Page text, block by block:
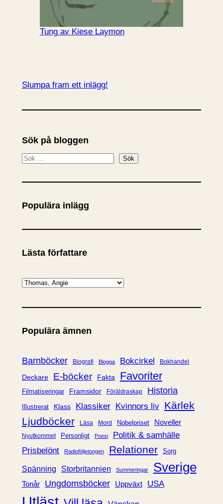
Tung av Kiese Laymon
Slumpa fram ett inlägg!
Sök på bloggen
S
k
Sök
Populära inlägg
Lästa författare
K
t
g
r
i
Populära ämnen
Barnböcker Biografi Blogga Bokcirkel Bokhandel
Deckare E-böcker Fakta Favoriter
Filmatiseringar Framsidor Föräldraskap Historia
Illustrerat Klass Klassiker Kvinnors liv Kärlek
Ljudböcker
Läsa Mord Nobelpriset Noveller
Nyutkommet Personligt Poesi
Politik & samhälle
Prisbelönt
Radioföljetongen Relationer Sorg
Spänning Storbritannien Summeringar Sverige
Tonår Ungdomsböcker Uppväxt USA